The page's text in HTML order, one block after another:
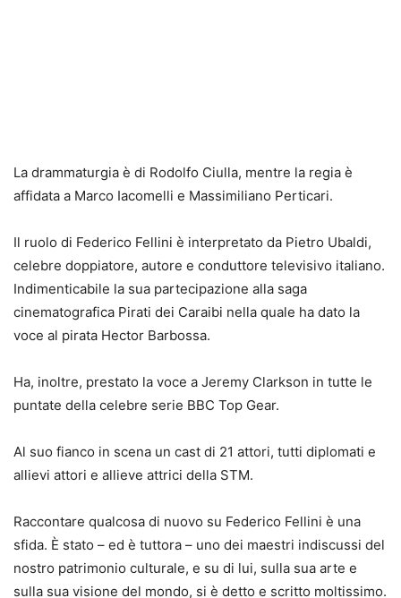
La drammaturgia è di Rodolfo Ciulla, mentre la regia è
affidata a Marco Iacomelli e Massimiliano Perticari.
Il ruolo di Federico Fellini è interpretato da Pietro Ubaldi,
celebre doppiatore, autore e conduttore televisivo italiano.
Indimenticabile la sua partecipazione alla saga
cinematografica Pirati dei Caraibi nella quale ha dato la
voce al pirata Hector Barbossa.
Ha, inoltre, prestato la voce a Jeremy Clarkson in tutte le
puntate della celebre serie BBC Top Gear.
Al suo fianco in scena un cast di 21 attori, tutti diplomati e
allievi attori e allieve attrici della STM.
Raccontare qualcosa di nuovo su Federico Fellini è una
sfida. È stato – ed è tuttora – uno dei maestri indiscussi del
nostro patrimonio culturale, e su di lui, sulla sua arte e
sulla sua visione del mondo, si è detto e scritto moltissimo.